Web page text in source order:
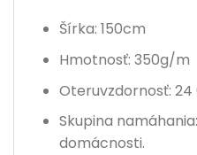
Šírka: 150cm
Hmotnosť: 350g/m
Oteruvzdornosť: 24
Skupina
domácnosti.